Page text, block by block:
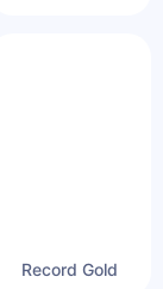
Record Gold